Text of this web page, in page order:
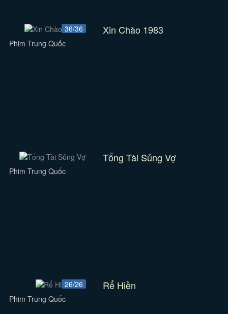
36/36 Xin Chào 1983
Phim Trung Quốc
Tổng Tài Sủng Vợ
Phim Trung Quốc
26/26 Rể Hiền
Phim Trung Quốc